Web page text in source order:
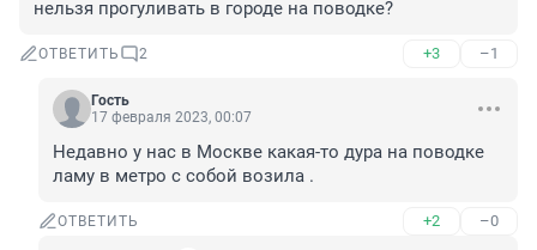
нельзя прогуливать в городе на поводке?
ОТВЕТИТЬ 2 +3 –1
Гость
17 февраля 2023, 00:07
Недавно у нас в Москве какая-то дура на поводке
ламу в метро с собой возила .
ОТВЕТИТЬ +2 –0